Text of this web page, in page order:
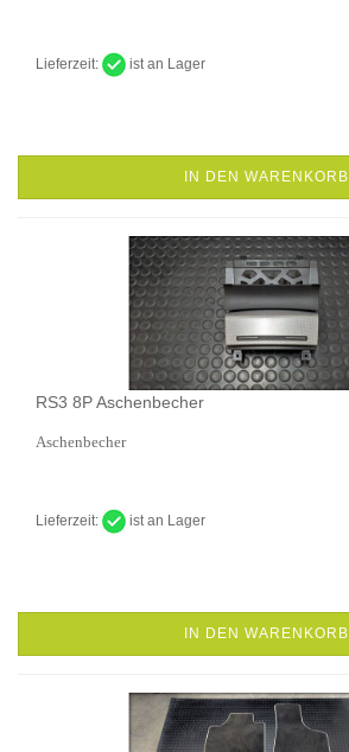
Lieferzeit: ist an Lager
IN DEN WARENKORB
RS3 8P Aschenbecher
Aschenbecher
Lieferzeit: ist an Lager
IN DEN WARENKORB